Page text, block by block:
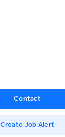
Contact
Create Job Alert